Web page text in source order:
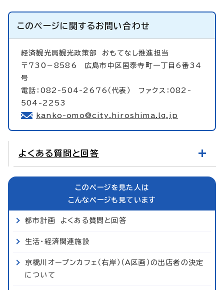
このページに関するお問い合わせ
経済観光局観光政策部 おもてなし推進担当
〒730－8586 広島市中区国泰寺町一丁目6番34
号
電話：082-504-2676（代表） ファクス：082-
504-2253
kanko-omo@city.hiroshima.lg.jp
よくある質問と回答
このページを見た人は
こんなページも見ています
都市計画 よくある質問と回答
生活・経済関連施設
京橋川オープンカフェ（右岸）（A区画）の出店者の決定
について